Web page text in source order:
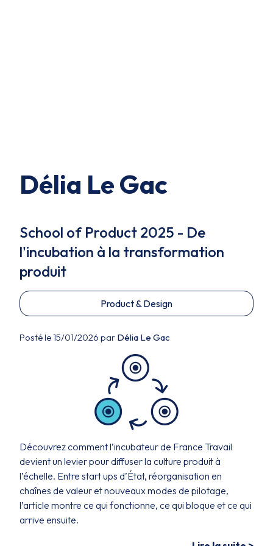
Délia Le Gac
School of Product 2025 - De
l'incubation à la transformation
produit
Product & Design
Posté le 15/01/2026 par Délia Le Gac
Découvrez comment l’incubateur de France Travail
devient un levier pour diffuser la culture produit à
l’échelle. Entre start ups d’État, réorganisation en
chaînes de valeur et nouveaux modes de pilotage,
l’article montre ce qui fonctionne, ce qui bloque et ce qui
arrive ensuite.